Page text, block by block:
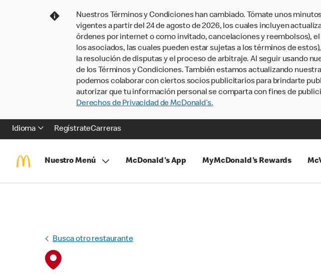
Nuestros Términos y Condiciones han cambiado. Tómate unos
vigentes a partir del 24 de agosto de 2026, los cuales incluyen
órdenes por internet o como invitado, cancelaciones y reembolsos),
los asociados, las cuales pueden estar sujetas a los términos de
la resolución de disputas y el proceso de arbitraje. Al seguir usando
de los Términos y Condiciones. También estamos actualizando nuestra
podemos colaborar con ciertos socios publicitarios para brindarte
autorizar que tu información personal se comparta con fines de
Derechos de Privacidad de McDonald’s.
Idioma RegístrateCarreras
Nuestro Menú McDonald's App MyMcDonald's Rewards
Busca otro restaurante